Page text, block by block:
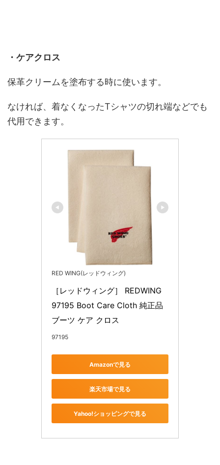
・ケアクロス
保革クリームを塗布する時に使います。
なければ、着なくなったTシャツの切れ端などでも
代用できます。
RED WING(レッドウィング)
［レッドウィング］ REDWING
97195 Boot Care Cloth 純正品
ブーツ ケア クロス
97195
Amazonで見る
楽天市場で見る
Yahoo!ショッピングで見る